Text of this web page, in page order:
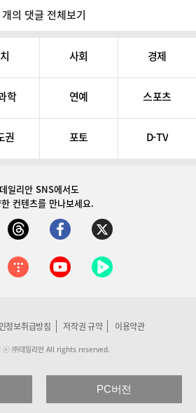
의 댓글 전체보기
사회 경제
학 연예 스포츠
권 포토 D-TV
데일리안 SNS에서도
컨텐츠를 만나보세요.
정보취급방침 저작권 규약 이용약관
ⓒ ㈜데일리안 All rights reserved.
PC버전